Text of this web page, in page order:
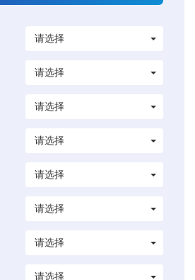
请选择
请选择
请选择
请选择
请选择
请选择
请选择
请选择